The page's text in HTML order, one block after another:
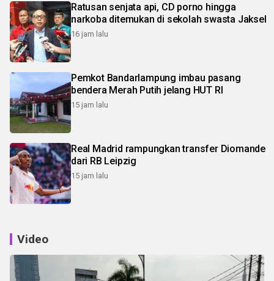
Ratusan senjata api, CD porno hingga
narkoba ditemukan di sekolah swasta Jaksel
16 jam lalu
Pemkot Bandarlampung imbau pasang
bendera Merah Putih jelang HUT RI
15 jam lalu
Real Madrid rampungkan transfer Diomande
dari RB Leipzig
15 jam lalu
Video